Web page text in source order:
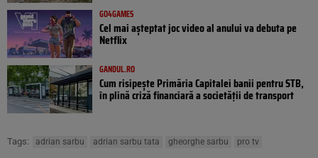
GO4GAMES
Cel mai așteptat joc video al anului va debuta pe
Netflix
GANDUL.RO
Cum risipește Primăria Capitalei banii pentru STB,
în plină criză financiară a societății de transport
Tags: adrian sarbu adrian sarbu tata gheorghe sarbu pro tv